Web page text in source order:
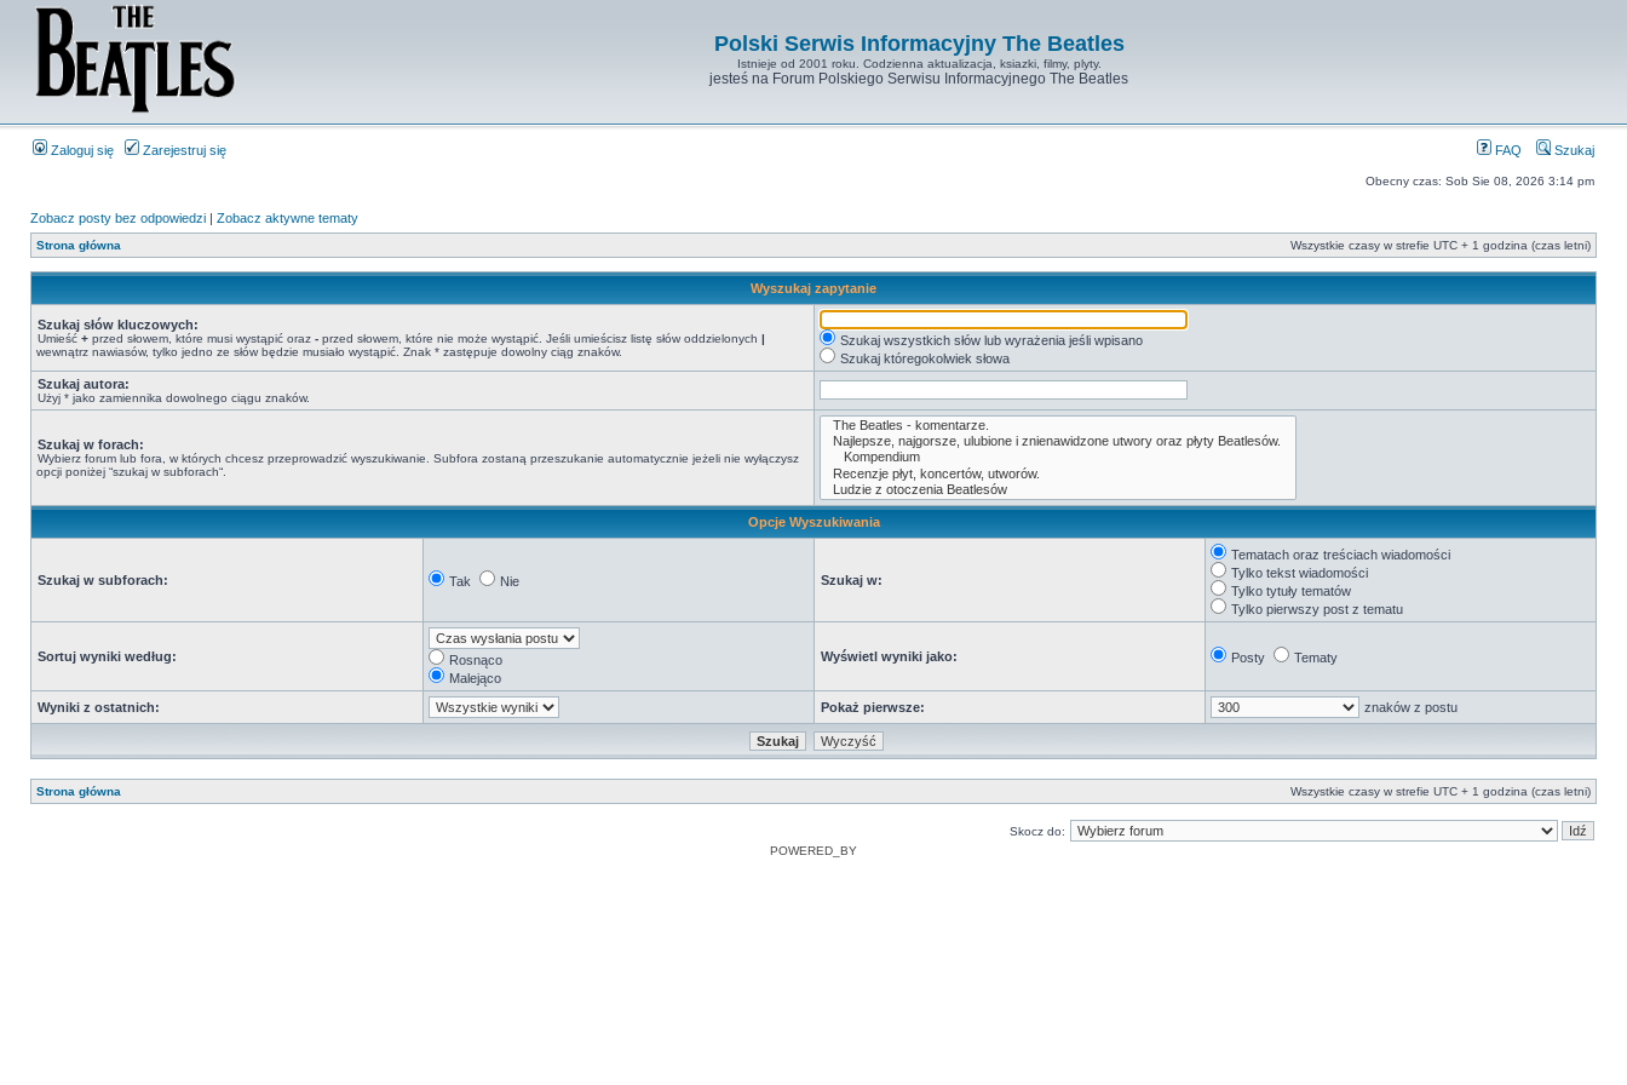
Polski Serwis Informacyjny The Beatles
Istnieje od 2001 roku. Codzienna aktualizacja, ksiazki, filmy, plyty.
jesteś na Forum Polskiego Serwisu Informacyjnego The Beatles
Zaloguj się Zarejestruj się FAQ Szukaj
Obecny czas: Sob Sie 08, 2026 3:14 pm
Zobacz posty bez odpowiedzi | Zobacz aktywne tematy
Strona główna Wszystkie czasy w strefie UTC + 1 godzina (czas letni)
Wyszukaj zapytanie
Szukaj słów kluczowych:
Umieść + przed słowem, które musi wystąpić oraz - przed słowem, które nie może wystąpić. Jeśli umieścisz listę słów oddzielonych |
wewnątrz nawiasów, tylko jedno ze słów będzie musiało wystąpić. Znak * zastępuje dowolny ciąg znaków.
Szukaj wszystkich słów lub wyrażenia jeśli wpisano
Szukaj któregokolwiek słowa
Szukaj autora:
Użyj * jako zamiennika dowolnego ciągu znaków.
Szukaj w forach:
Wybierz forum lub fora, w których chcesz przeprowadzić wyszukiwanie. Subfora zostaną przeszukanie automatycznie jeżeli nie wyłączysz
opcji poniżej “szukaj w subforach“.
Opcje Wyszukiwania
Szukaj w subforach: Tak Nie Szukaj w:
Tematach oraz treściach wiadomości
Tylko tekst wiadomości
Tylko tytuły tematów
Tylko pierwszy post z tematu
Sortuj wyniki według:
Rosnąco
Malejąco
Wyświetl wyniki jako: Posty Tematy
Wyniki z ostatnich: Pokaż pierwsze: znaków z postu
Strona główna Wszystkie czasy w strefie UTC + 1 godzina (czas letni)
Skocz do:
POWERED_BY